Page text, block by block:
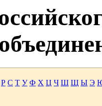
Р С Т У Ф Х Ц Ч Ш Щ Ы Э